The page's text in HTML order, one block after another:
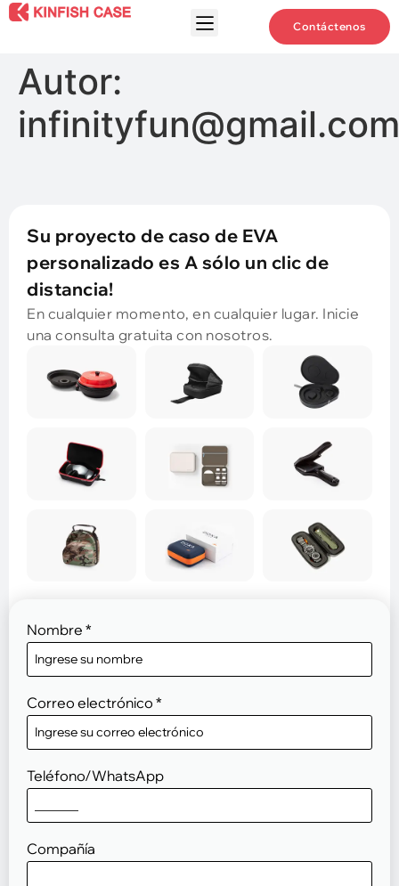
Contáctenos
Autor:
infinityfun@gmail.com
Nombre *
Correo electrónico *
Teléfono/WhatsApp
Compañía
Su proyecto de caso de EVA
personalizado es A sólo un clic de
distancia!
En cualquier momento, en cualquier lugar. Inicie
una consulta gratuita con nosotros.